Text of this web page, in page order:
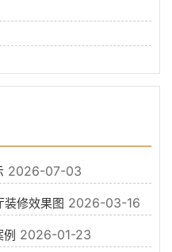
2026-07-03
修效果图 2026-03-16
2026-01-23